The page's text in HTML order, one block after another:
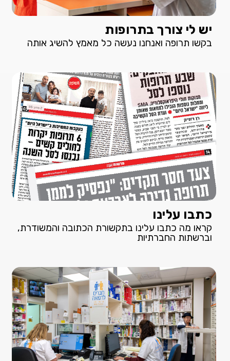
יש לי צורך בתרופות
בקשו תרופה ואנחנו נעשה כל מאמץ להשיג אותה
כתבו עלינו
קראו מה כתבו עלינו בתקשורת הכתובה והמשודרת,
וברשתות החברתיות